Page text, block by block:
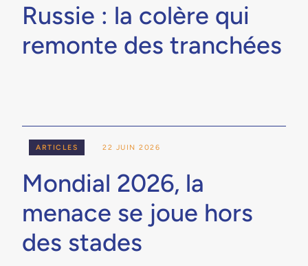
Russie : la colère qui
remonte des tranchées
Mondial 2026, la
menace se joue hors
des stades
22 JUIN 2026
ARTICLES